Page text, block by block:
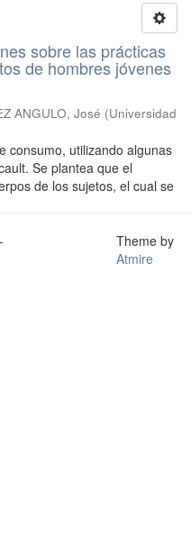
sobre las prácticas
de hombres jóvenes
ANGULO, José (Universidad
consumo, utilizando algunas
Se plantea que el
de los sujetos, el cual se
Theme by
Atmire